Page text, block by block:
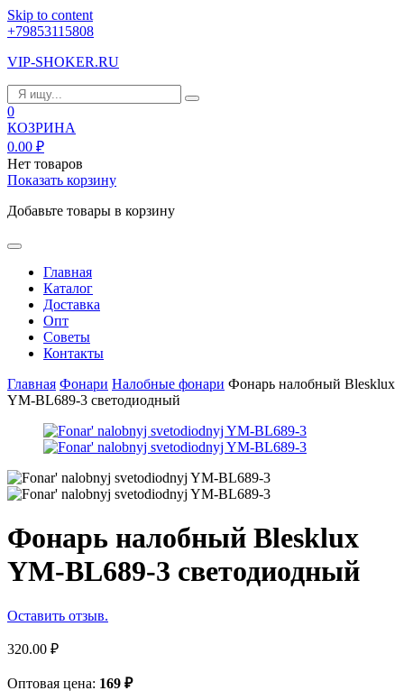
Skip to content
+79853115808
VIP-SHOKER.RU
0
КОЗРИНА
0.00 ₽
Нет товаров
Показать корзину
Добавьте товары в корзину
Главная
Каталог
Доставка
Опт
Советы
Контакты
Главная Фонари Налобные фонари Фонарь налобный Blesklux
YM-BL689-3 светодиодный
Фонарь налобный Blesklux
YM-BL689-3 светодиодный
Оставить отзыв.
320.00 ₽
Оптовая цена: 169 ₽